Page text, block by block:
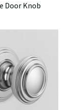
Door Knob